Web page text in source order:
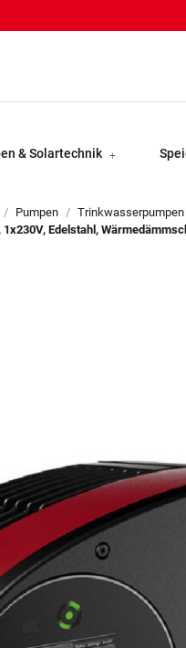
& Solartechnik
Pumpen Trinkwasserpumpen
Edelstahl,